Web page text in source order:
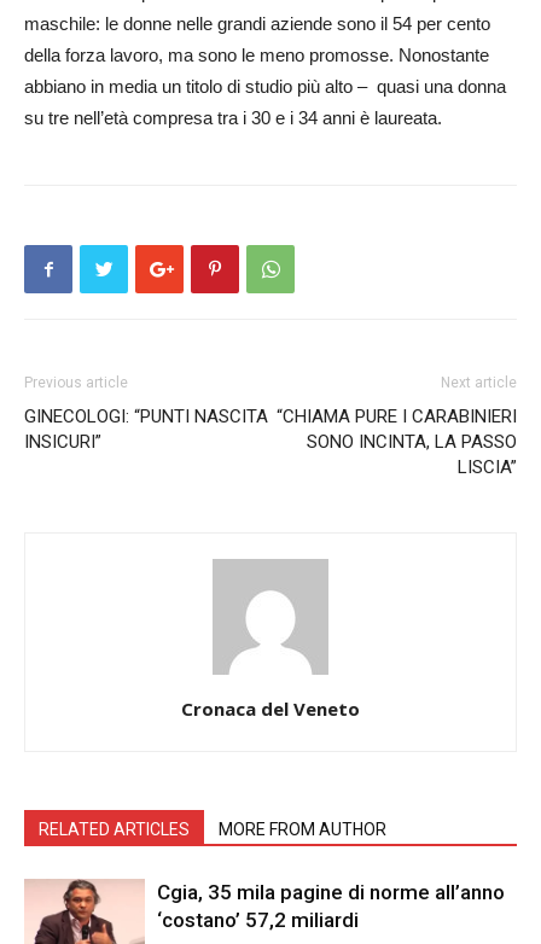
maschile: le donne nelle grandi aziende sono il 54 per cento
della forza lavoro, ma sono le meno promosse. Nonostante
abbiano in media un titolo di studio più alto – quasi una donna
su tre nell’età compresa tra i 30 e i 34 anni è laureata.
Previous article
GINECOLOGI: “PUNTI NASCITA
INSICURI”
Next article
“CHIAMA PURE I CARABINIERI
SONO INCINTA, LA PASSO
LISCIA”
Cronaca del Veneto
RELATED ARTICLES MORE FROM AUTHOR
Cgia, 35 mila pagine di norme all’anno
‘costano’ 57,2 miliardi